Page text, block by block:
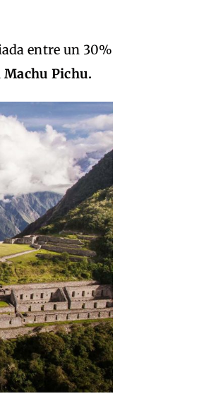
entre un 30%
Machu Pichu.